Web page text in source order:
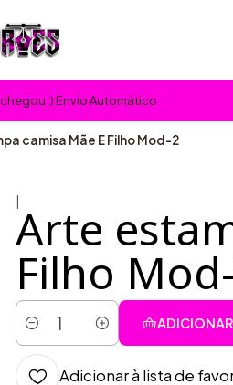
:) Envio Automático
camisa Mãe E Filho Mod-2
Arte
Filho
Quantidade
Adicionar à lista de